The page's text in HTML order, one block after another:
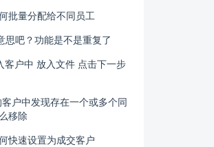
批量分配给不同员工
思吧？功能是不是重复了
客户中 放入文件 点击下一步
户中发现存在一个或多个同
移除
快速设置为成交客户